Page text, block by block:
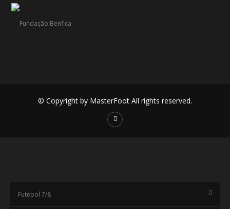
© Copyright by MasterFoot All rights reserved.
Futebol 7/8